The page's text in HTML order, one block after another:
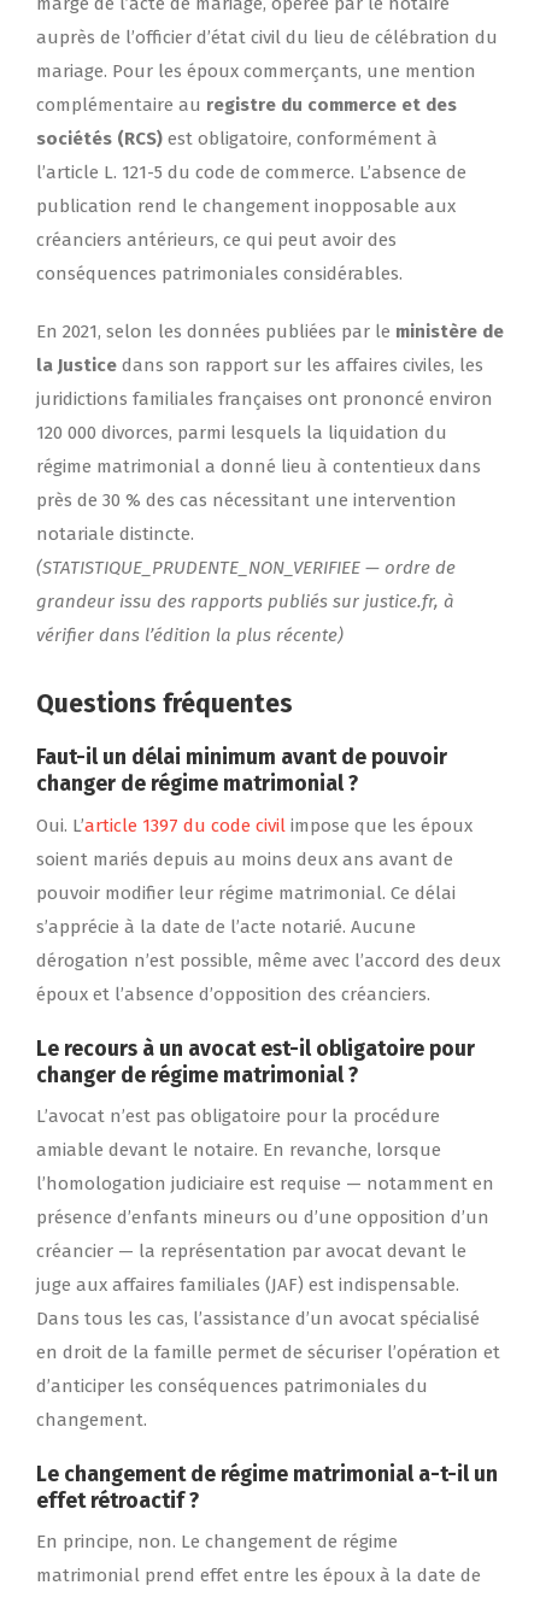
auprès de l’officier d’état civil du lieu de célébration du
mariage. Pour les époux commerçants, une mention
complémentaire au registre du commerce et des
sociétés (RCS) est obligatoire, conformément à
l’article L. 121-5 du code de commerce. L’absence de
publication rend le changement inopposable aux
créanciers antérieurs, ce qui peut avoir des
conséquences patrimoniales considérables.
En 2021, selon les données publiées par le ministère de
la Justice dans son rapport sur les affaires civiles, les
juridictions familiales françaises ont prononcé environ
120 000 divorces, parmi lesquels la liquidation du
régime matrimonial a donné lieu à contentieux dans
près de 30 % des cas nécessitant une intervention
notariale distincte.
(STATISTIQUE_PRUDENTE_NON_VERIFIEE — ordre de
grandeur issu des rapports publiés sur justice.fr, à
vérifier dans l’édition la plus récente)
Questions fréquentes
Faut-il un délai minimum avant de pouvoir
changer de régime matrimonial ?
Oui. L’article 1397 du code civil impose que les époux
soient mariés depuis au moins deux ans avant de
pouvoir modifier leur régime matrimonial. Ce délai
s’apprécie à la date de l’acte notarié. Aucune
dérogation n’est possible, même avec l’accord des deux
époux et l’absence d’opposition des créanciers.
Le recours à un avocat est-il obligatoire pour
changer de régime matrimonial ?
L’avocat n’est pas obligatoire pour la procédure
amiable devant le notaire. En revanche, lorsque
l’homologation judiciaire est requise — notamment en
présence d’enfants mineurs ou d’une opposition d’un
créancier — la représentation par avocat devant le
juge aux affaires familiales (JAF) est indispensable.
Dans tous les cas, l’assistance d’un avocat spécialisé
en droit de la famille permet de sécuriser l’opération et
d’anticiper les conséquences patrimoniales du
changement.
Le changement de régime matrimonial a-t-il un
effet rétroactif ?
En principe, non. Le changement de régime
matrimonial prend effet entre les époux à la date de